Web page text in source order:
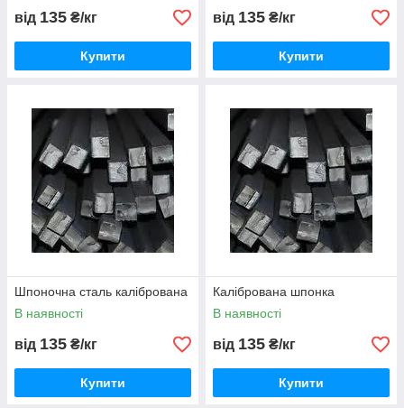
від 135 ₴/кг
Купити
від 135 ₴/кг
Купити
Шпоночна сталь калібрована
В наявності
від 135 ₴/кг
Купити
Калібрована шпонка
В наявності
від 135 ₴/кг
Купити